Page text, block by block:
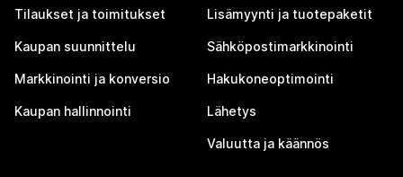
Tilaukset ja toimitukset
Kaupan suunnittelu
Markkinointi ja konversio
Kaupan hallinnointi
Lisämyynti ja tuotepaketit
Sähköpostimarkkinointi
Hakukoneoptimointi
Lähetys
Valuutta ja käännös